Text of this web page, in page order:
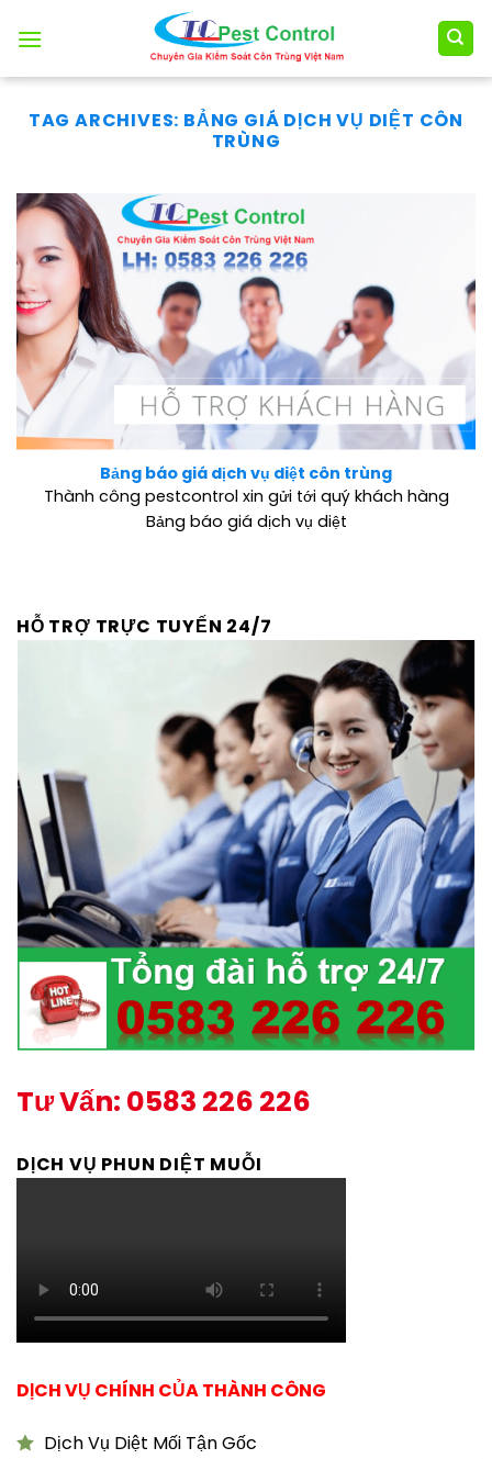
TAG ARCHIVES: BẢNG GIÁ DỊCH VỤ DIỆT CÔN
TRÙNG
HỖ TRỢ TRỰC TUYẾN 24/7
Tư Vấn: 0583 226 226
DỊCH VỤ PHUN DIỆT MUỖI
DỊCH VỤ CHÍNH CỦA THÀNH CÔNG
Dịch Vụ Diệt Mối Tận Gốc
Bảng báo giá dịch vụ diệt côn trùng
Thành công pestcontrol xin gửi tới quý khách hàng
Bảng báo giá dịch vụ diệt